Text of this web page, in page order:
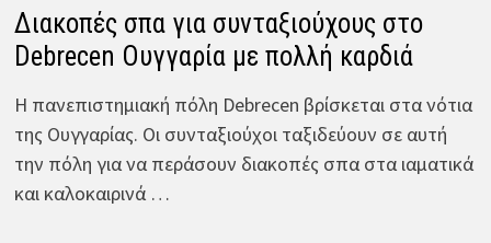
Διακοπές σπα για συνταξιούχους στο
Debrecen Ουγγαρία με πολλή καρδιά
Η πανεπιστημιακή πόλη Debrecen βρίσκεται στα νότια
της Ουγγαρίας. Οι συνταξιούχοι ταξιδεύουν σε αυτή
την πόλη για να περάσουν διακοπές σπα στα ιαματικά
και καλοκαιρινά …